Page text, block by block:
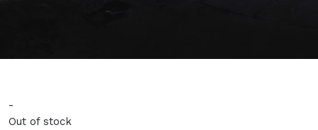
-
Out of stock